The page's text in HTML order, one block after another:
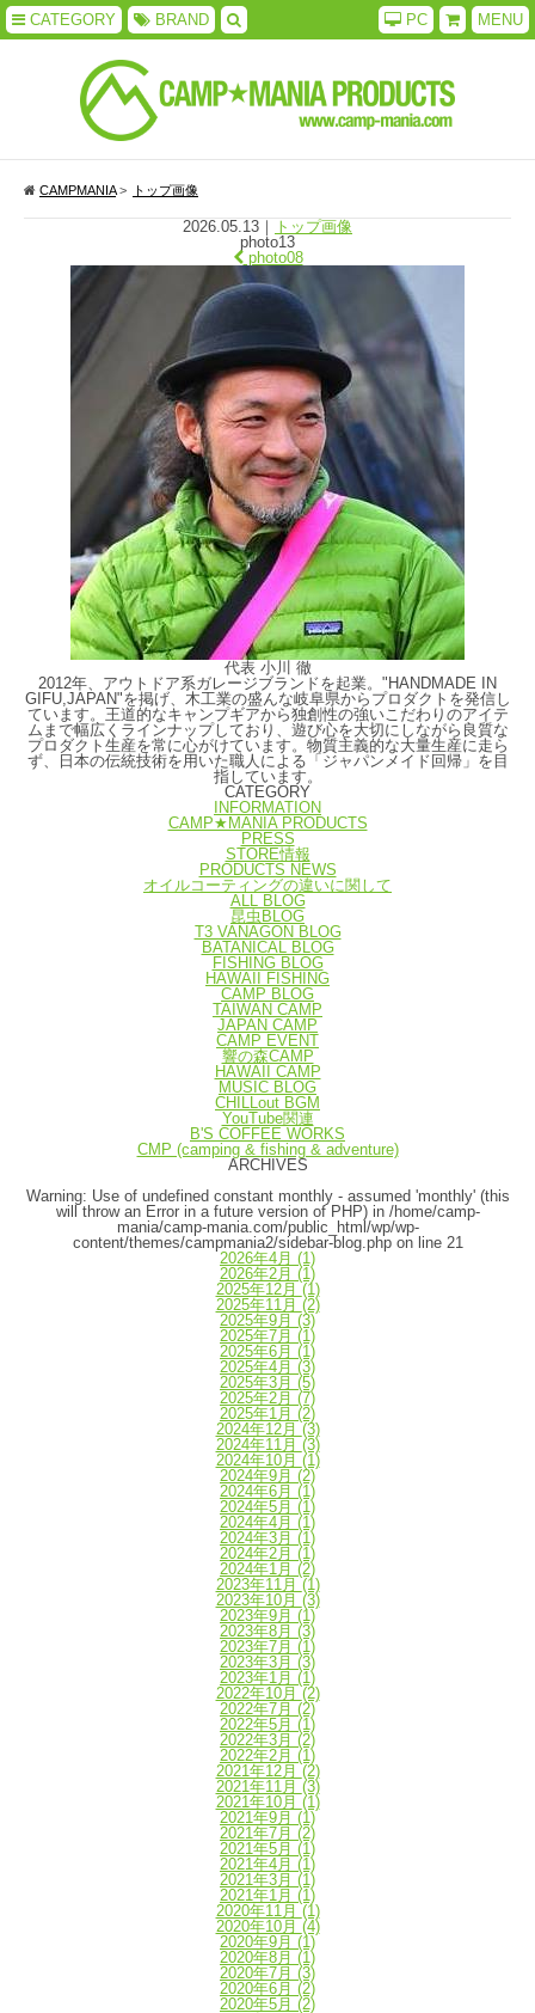
CATEGORY BRAND MENU
PC
CAMPMANIA> トップ画像
2026.05.13 ｜
トップ画像
photo13
photo08
代表 小川 徹
2012年、アウトドア系ガレージブランドを起業。"HANDMADE IN
GIFU,JAPAN"を掲げ、木工業の盛んな岐阜県からプロダクトを発信し
ています。王道的なキャンプギアから独創性の強いこだわりのアイテ
ムまで幅広くラインナップしており、遊び心を大切にしながら良質な
プロダクト生産を常に心がけています。物質主義的な大量生産に走ら
ず、日本の伝統技術を用いた職人による「ジャパンメイド回帰」を目
指しています。
CATEGORY
INFORMATION
CAMP★MANIA PRODUCTS
PRESS
STORE情報
PRODUCTS NEWS
オイルコーティングの違いに関して
ALL BLOG
昆虫BLOG
T3 VANAGON BLOG
BATANICAL BLOG
FISHING BLOG
HAWAII FISHING
CAMP BLOG
TAIWAN CAMP
JAPAN CAMP
CAMP EVENT
響の森CAMP
HAWAII CAMP
MUSIC BLOG
CHILLout BGM
YouTube関連
B'S COFFEE WORKS
CMP (camping & fishing & adventure)
ARCHIVES
Warning: Use of undefined constant monthly - assumed 'monthly' (this
will throw an Error in a future version of PHP) in /home/camp-
mania/camp-mania.com/public_html/wp/wp-
content/themes/campmania2/sidebar-blog.phpon line 21
2026年4月 (1)
2026年2月 (1)
2025年12月 (1)
2025年11月 (2)
2025年9月 (3)
2025年7月 (1)
2025年6月 (1)
2025年4月 (3)
2025年3月 (5)
2025年2月 (7)
2025年1月 (2)
2024年12月 (3)
2024年11月 (3)
2024年10月 (1)
2024年9月 (2)
2024年6月 (1)
2024年5月 (1)
2024年4月 (1)
2024年3月 (1)
2024年2月 (1)
2024年1月 (2)
2023年11月 (1)
2023年10月 (3)
2023年9月 (1)
2023年8月 (3)
2023年7月 (1)
2023年3月 (3)
2023年1月 (1)
2022年10月 (2)
2022年7月 (2)
2022年5月 (1)
2022年3月 (2)
2022年2月 (1)
2021年12月 (2)
2021年11月 (3)
2021年10月 (1)
2021年9月 (1)
2021年7月 (2)
2021年5月 (1)
2021年4月 (1)
2021年3月 (1)
2021年1月 (1)
2020年11月 (1)
2020年10月 (4)
2020年9月 (1)
2020年8月 (1)
2020年7月 (3)
2020年6月 (2)
2020年5月 (2)